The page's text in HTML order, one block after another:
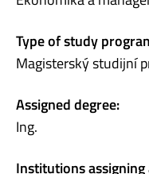
Type of study
Magisterský studijní
Assigned degree:
Ing.
Institutions assigning